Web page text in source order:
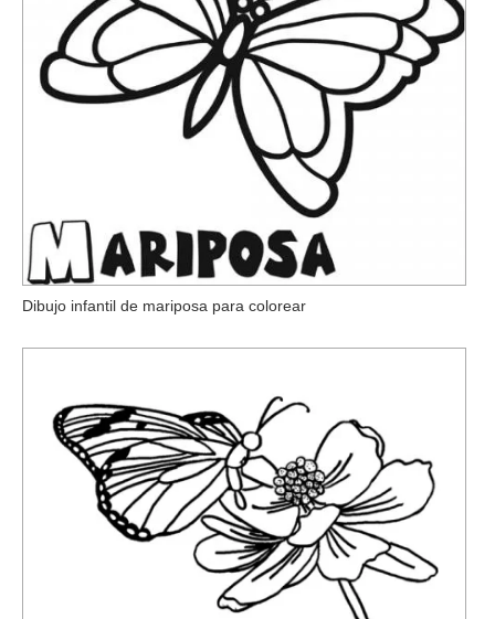
Dibujo infantil de mariposa para colorear